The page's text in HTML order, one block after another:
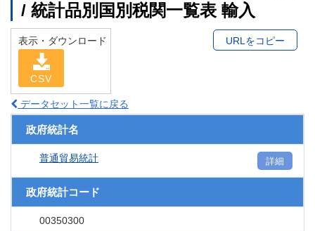
/ 統計品別国別税関一覧表 輸入
表示・ダウンロード
CSV
URLをコピー
データセット一覧に戻る
政府統計名
普通貿易統計 詳細
政府統計コード
00350300